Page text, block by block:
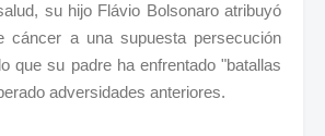
su hijo Flávio Bolsonaro atribuyó
cáncer a una supuesta persecución
que su padre ha enfrentado "batallas
adversidades anteriores.